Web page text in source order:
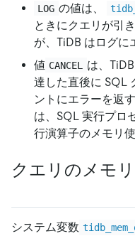
LOG の値は、
ときにクエリが引
が、TiDB はログに
値 CANCEL は、
達した直後に SQL
ントにエラーを返
は、SQL 実行プロ
行演算子のメモリ
クエリのメモ
システム変数